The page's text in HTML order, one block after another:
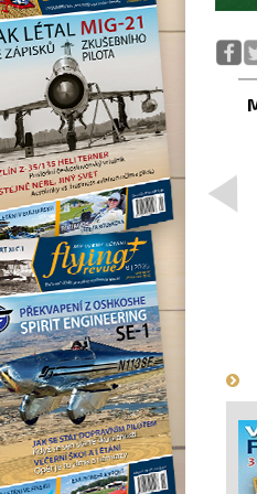
Projekt nadzvukového
letounu X-59 QueSST
směřuje k prvnímu letu